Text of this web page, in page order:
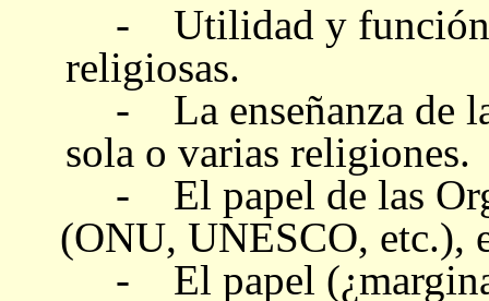
- Utilidad y función
religiosas.
- La enseñanza de
sola o varias religiones.
- El papel de las
(ONU, UNESCO, etc.),
- El papel